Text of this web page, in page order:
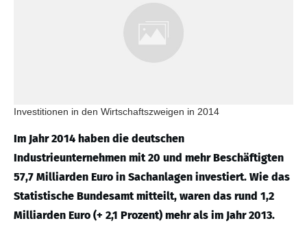
Investitionen in den Wirtschaftszweigen in 2014
Im Jahr 2014 haben die deutschen
Industrieunternehmen mit 20 und mehr Beschäftigten
57,7 Milliarden Euro in Sachanlagen investiert. Wie das
Statistische Bundesamt mitteilt, waren das rund 1,2
Milliarden Euro (+ 2,1 Prozent) mehr als im Jahr 2013.